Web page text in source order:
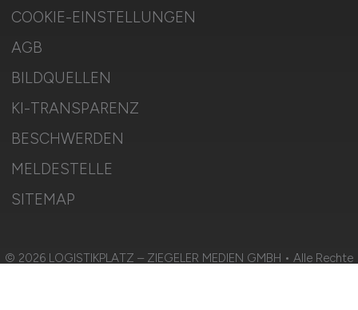
COOKIE-EINSTELLUNGEN
AGB
BILDQUELLEN
KI-TRANSPARENZ
BESCHWERDEN
MELDESTELLE
SITEMAP
© 2026 LOGISTIKPLATZ – ZIEGELER MEDIEN GMBH • Alle Rechte